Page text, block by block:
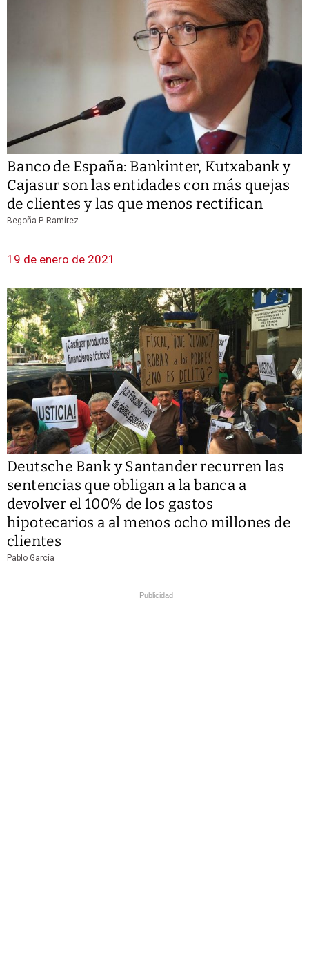
Banco de España: Bankinter, Kutxabank y
Cajasur son las entidades con más quejas
de clientes y las que menos rectifican
Begoña P. Ramírez
19 de enero de 2021
Deutsche Bank y Santander recurren las
sentencias que obligan a la banca a
devolver el 100% de los gastos
hipotecarios a al menos ocho millones de
clientes
Pablo García
Publicidad